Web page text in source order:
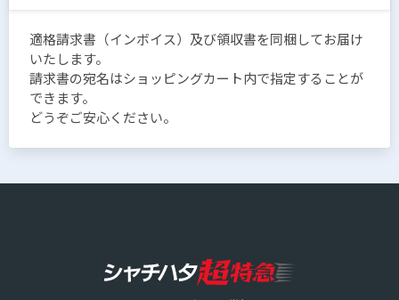
適格請求書（インボイス）及び領収書を同梱してお届け
いたします。
請求書の宛名はショッピングカート内で指定することが
できます。
どうぞご安心ください。